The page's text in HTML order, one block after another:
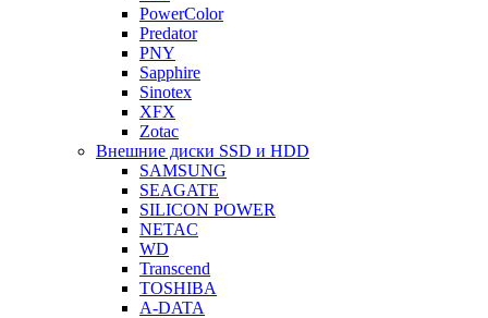
PowerColor
Predator
PNY
Sapphire
Sinotex
XFX
Zotac
Внешние диски SSD и HDD
SAMSUNG
SEAGATE
SILICON POWER
NETAC
WD
Transcend
TOSHIBA
A-DATA